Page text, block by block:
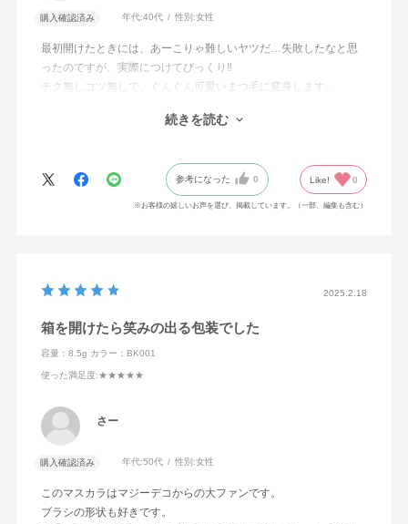
購入確認済み 年代:40代 性別:女性
最初開けたときには、あーこりゃ難しいヤツだ…失敗したなと思
ったのですが、実際につけてびっくり‼️
テク無しコツ無しで、ぐんぐん可愛いまつ毛に変身します。
みついて、軽くスライドするだけでチャーミングな瞳になるんで
長さはそこまで出ませんが、若くないのでそこもまたよく、これ
まで使っていたマスカラに戻れません…
もっと早くに出会いたかったです。
決して高い買い物ではないと思います。
続きを読む
参考になった 0 Like! 0
※お客様の嬉しいお声を選び、掲載しています。（一部、編集も含む）
2025.2.18
箱を開けたら笑みの出る包装でした
容量：8.5g カラー：BK001
使った満足度:★★★★★
さー
購入確認済み 年代:50代 性別:女性
このマスカラはマジーデコからの大ファンです。
ブラシの形状も好きです。